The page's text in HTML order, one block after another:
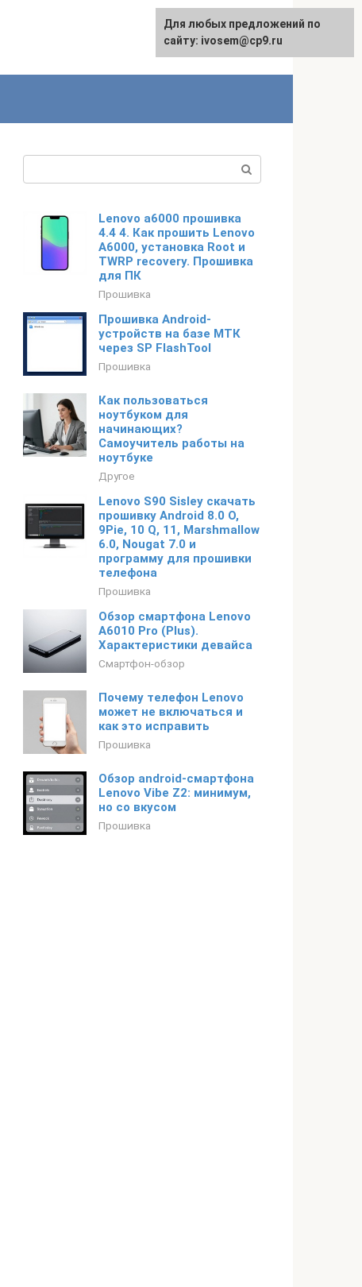
English
Lenovo a6000 прошивка
4.4 4. Как прошить Lenovo
A6000, установка Root и
TWRP recovery. Прошивка
для ПК
Прошивка
Прошивка Android-
устройств на базе МТК
через SP FlashTool
Прошивка
Как пользоваться
ноутбуком для
начинающих?
Самоучитель работы на
ноутбуке
Другое
Lenovo S90 Sisley скачать
прошивку Android 8.0 O,
9Pie, 10 Q, 11, Marshmallow
6.0, Nougat 7.0 и
программу для прошивки
телефона
Прошивка
Обзор смартфона Lenovo
A6010 Pro (Plus).
Характеристики девайса
Смартфон-обзор
Почему телефон Lenovo
может не включаться и
как это исправить
Прошивка
Обзор android-смартфона
Lenovo Vibe Z2: минимум,
но со вкусом
Прошивка
Для любых предложений по
сайту: ivosem@cp9.ru